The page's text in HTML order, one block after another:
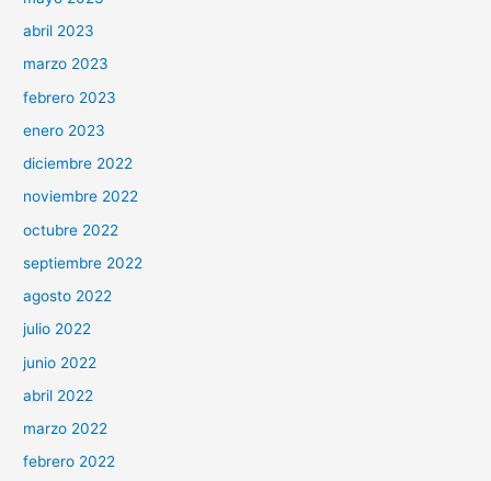
abril 2023
marzo 2023
febrero 2023
enero 2023
diciembre 2022
noviembre 2022
octubre 2022
septiembre 2022
agosto 2022
julio 2022
junio 2022
abril 2022
marzo 2022
febrero 2022